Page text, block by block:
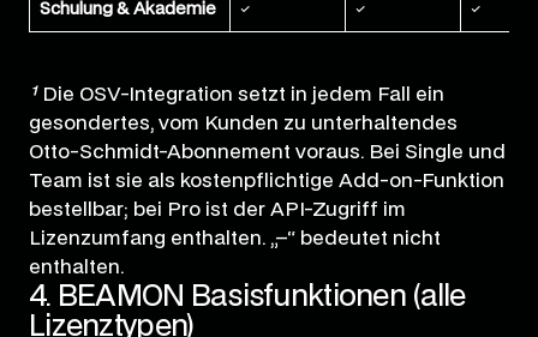
Schulung & Akademie ✓ ✓ ✓
¹ Die OSV-Integration setzt in jedem Fall ein
gesondertes, vom Kunden zu unterhaltendes
Otto-Schmidt-Abonnement voraus. Bei Single und
Team ist sie als kostenpflichtige Add-on-Funktion
bestellbar; bei Pro ist der API-Zugriff im
Lizenzumfang enthalten. „–“ bedeutet nicht
enthalten.
4. BEAMON Basisfunktionen (alle
Lizenztypen)